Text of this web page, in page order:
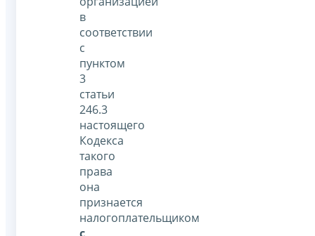
в
соответствии
с
пунктом
3
статьи
246.3
настоящего
Кодекса
такого
права
она
признается
налогоплательщиком